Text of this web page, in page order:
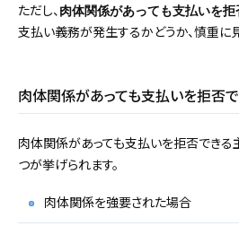
ただし、 肉体関係があっても支払いを
支払い義務が発生するかどうか、慎重に
肉体関係があっても支払いを拒否
肉体関係があっても支払いを拒否できる
つが挙げられます。
肉体関係を強要された場合